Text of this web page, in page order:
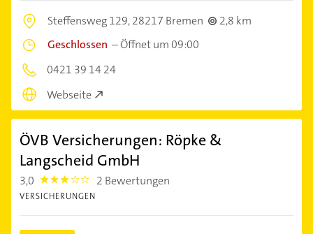
Steffensweg 129,28217 Bremen
2,8 km
Geschlossen –Öffnet um 09:00
0421 39 14 24
Webseite
ÖVB Versicherungen: Röpke &
Langscheid GmbH
3,0 3.0 2 Bewertungen
VERSICHERUNGEN